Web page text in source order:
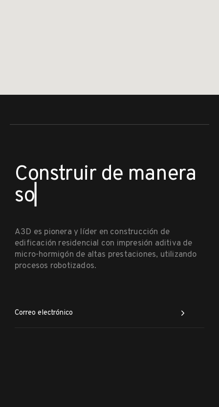
Construir de manera
so
A3D es pionera y líder en construcción de
edificación residencial con impresión aditiva de
micro-hormigón de altas prestaciones, utilizando
procesos robotizados.